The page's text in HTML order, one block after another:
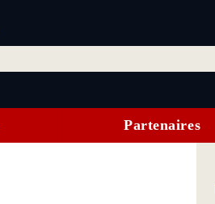
Partenaires